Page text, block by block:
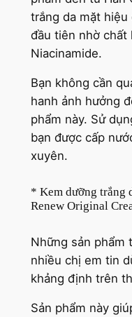
trắng da mặt hiệu
đầu tiên nhờ chất
Niacinamide.
Bạn không cần
hanh ảnh hưởng
phẩm này. Sử
bạn được cấp
xuyên.
* Kem dưỡng trắng
Renew Original
Những sản phẩm
nhiều chị em tin
khảng định trên
Sản phẩm này